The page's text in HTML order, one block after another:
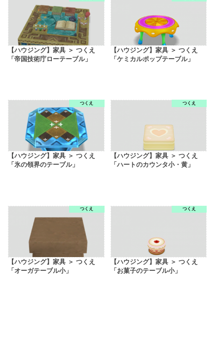
【ハウジング】家具 ＞ つくえ
「帝国技術庁ローテーブル」
【ハウジング】家具 ＞ つくえ
「ケミカルポップテーブル」
つくえ
【ハウジング】家具 ＞ つくえ
「氷の領界のテーブル」
つくえ
【ハウジング】家具 ＞ つくえ
「ハートのカウンタ小・黄」
つくえ
【ハウジング】家具 ＞ つくえ
「オーガテーブル小」
つくえ
【ハウジング】家具 ＞ つくえ
「お菓子のテーブル小」